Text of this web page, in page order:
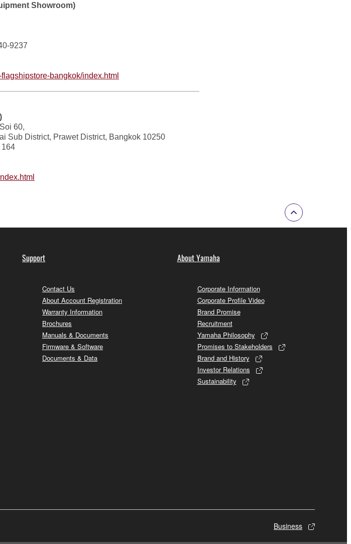
Showroom)
9237
bangkok/index.html
60,
Sub District, Prawet District, Bangkok 10250
164
Support
Contact Us
About Account Registration
Warranty Information
Brochures
Manuals & Documents
Firmware & Software
Documents & Data
About Yamaha
Corporate Information
Corporate Profile Video
Brand Promise
Recruitment
Yamaha Philosophy
Promises to Stakeholders
Brand and History
Investor Relations
Sustainability
Business